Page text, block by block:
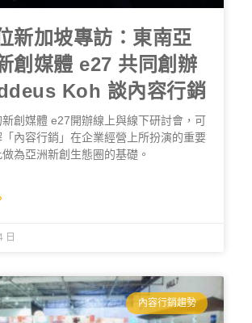
新加坡專訪：東南亞
創媒體 e27 共同創辦
Koh 談內容行銷
創媒體 e27開辦線上與線下研討會，可
內容行銷」在企業經營上所扮演的重要
為亞洲新創生態圈的基礎。
日
內容行銷趨勢